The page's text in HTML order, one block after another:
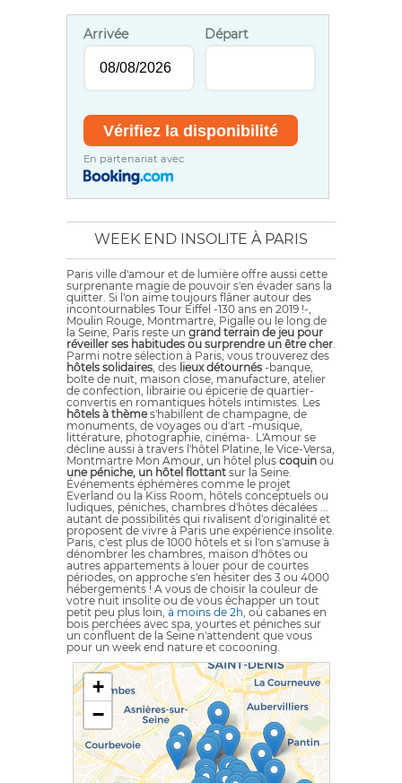
Arrivée Départ
En partenariat avec
WEEK END INSOLITE À PARIS
Paris ville d'amour et de lumière offre aussi cette
surprenante magie de pouvoir s'en évader sans la
quitter. Si l'on aime toujours flâner autour des
incontournables Tour Eiffel -130 ans en 2019 !-,
Moulin Rouge, Montmartre, Pigalle ou le long de
la Seine, Paris reste un grand terrain de jeu pour
réveiller ses habitudes ou surprendre un être cher.
Parmi notre sélection à Paris, vous trouverez des
hôtels solidaires, des lieux détournés -banque,
boîte de nuit, maison close, manufacture, atelier
de confection, librairie ou épicerie de quartier-
convertis en romantiques hôtels intimistes. Les
hôtels à thèmes'habillent de champagne, de
monuments, de voyages ou d'art -musique,
littérature, photographie, cinéma-. L'Amour se
décline aussi à travers l'hôtel Platine, le Vice-Versa,
Montmartre Mon Amour, un hôtel plus coquin ou
une péniche, un hôtel flottant sur la Seine.
Événements éphémères comme le projet
Everland ou la Kiss Room, hôtels conceptuels ou
ludiques, péniches, chambres d'hôtes décalées ...
autant de possibilités qui rivalisent d'originalité et
proposent de vivre à Paris une expérience insolite.
Paris, c'est plus de 1000 hôtels et si l'on s'amuse à
dénombrer les chambres, maison d'hôtes ou
autres appartements à louer pour de courtes
périodes, on approche s'en hésiter des 3 ou 4000
hébergements ! A vous de choisir la couleur de
votre nuit insolite ou de vous échapper un tout
petit peu plus loin, à moins de 2h, où cabanes en
bois perchées avec spa, yourtes et péniches sur
un confluent de la Seine n'attendent que vous
pour un week end nature et cocooning.
+
−